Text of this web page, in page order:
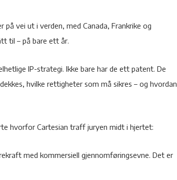
på vei ut i verden, med Canada, Frankrike og
til – på bare ett år.
IP-strategi. Ikke bare har de ett patent. De
hvilke rettigheter som må sikres – og hvordan
hvorfor Cartesian traff juryen midt i hjertet:
med kommersiell gjennomføringsevne. Det er